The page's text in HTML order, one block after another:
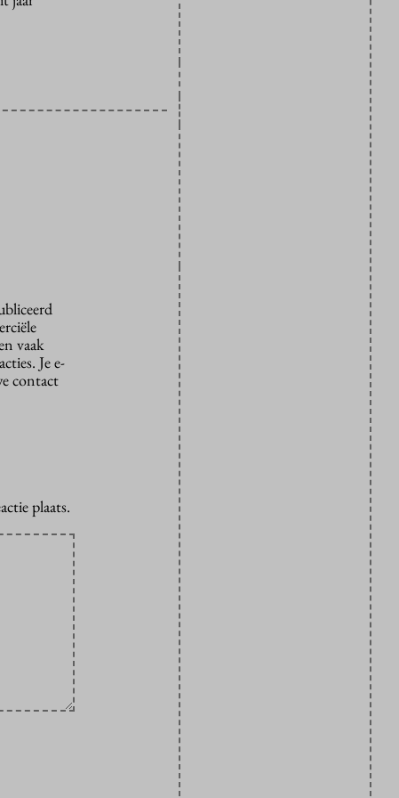
vaak
Je e-
contact
plaats.